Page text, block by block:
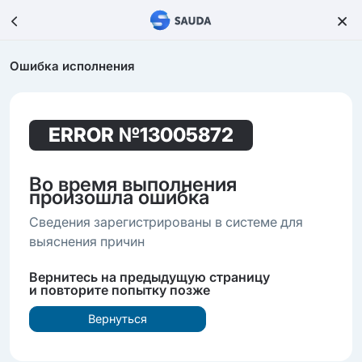
Ошибка исполнения
ERROR №13005872
Во время выполнения
произошла ошибка
Сведения зарегистрированы в системе для
выяснения причин
Вернитесь на предыдущую страницу
и повторите попытку позже
Вернуться